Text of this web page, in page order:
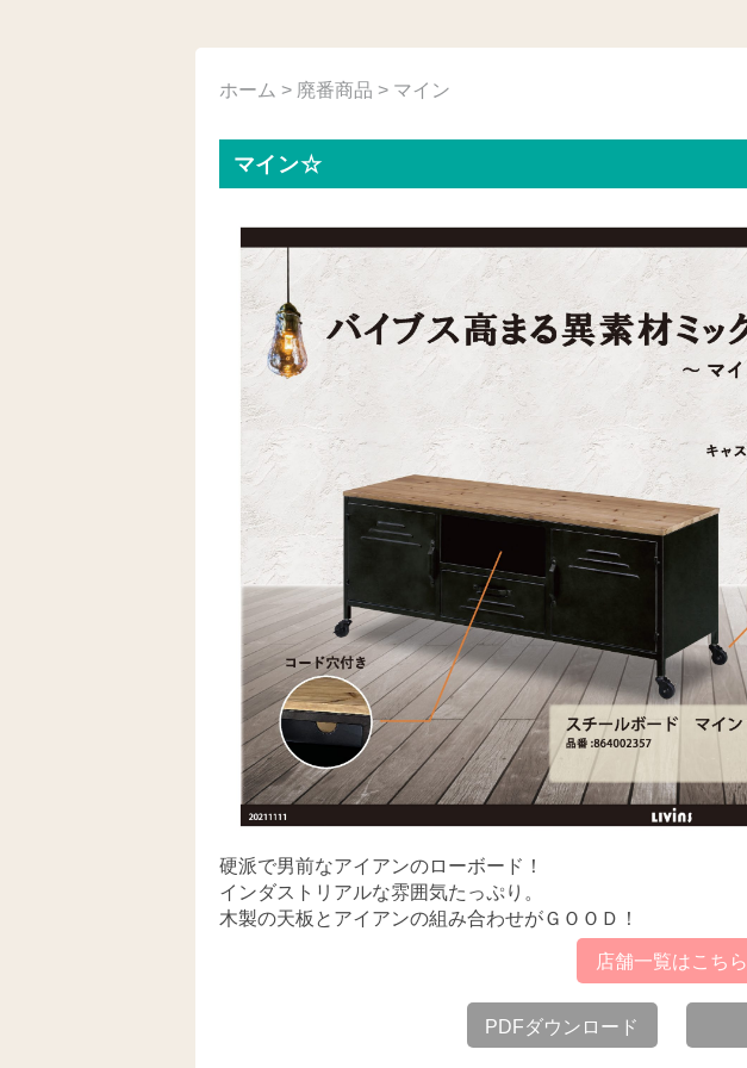
ホーム > 廃番商品 > マイン
マイン☆
硬派で男前なアイアンのローボード！
インダストリアルな雰囲気たっぷり。
木製の天板とアイアンの組み合わせがＧＯＯＤ！
店舗一覧はこちら
PDFダウンロード